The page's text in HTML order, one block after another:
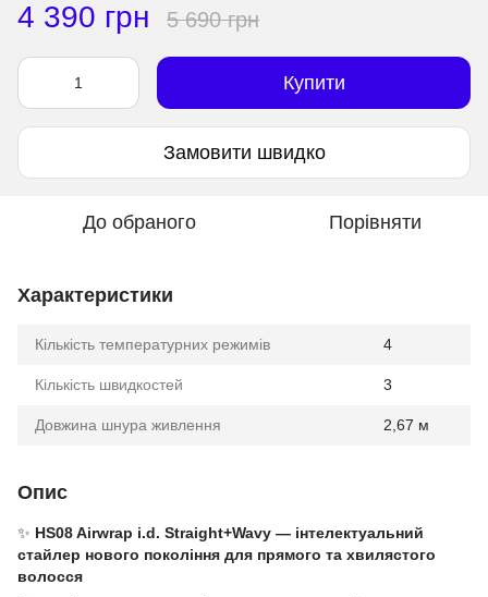
4 390 грн 5 690 грн
Купити
Замовити швидко
До обраного Порівняти
Характеристики
Кількість температурних режимів 4
Кількість швидкостей 3
Довжина шнура живлення 2,67 м
Опис
✨ HS08 Airwrap i.d. Straight+Wavy — інтелектуальний
стайлер нового покоління для прямого та хвилястого
волосся